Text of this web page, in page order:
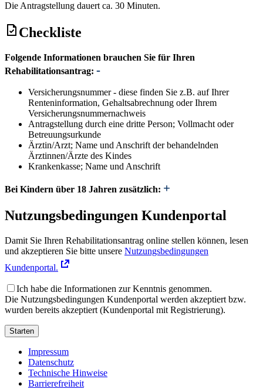
Die Antragstellung dauert ca. 30 Minuten.
Checkliste
Folgende Informationen brauchen Sie für Ihren
Rehabilitationsantrag:
Versicherungsnummer - diese finden Sie z.B. auf Ihrer
Renteninformation, Gehaltsabrechnung oder Ihrem
Versicherungsnummernachweis
Antragstellung durch eine dritte Person; Vollmacht oder
Betreuungsurkunde
Ärztin/Arzt; Name und Anschrift der behandelnden
Ärztinnen/Ärzte des Kindes
Krankenkasse; Name und Anschrift
Bei Kindern über 18 Jahren zusätzlich:
Nutzungsbedingungen Kundenportal
Damit Sie Ihren Rehabilitationsantrag online stellen können, lesen
und akzeptieren Sie bitte unsere Nutzungsbedingungen
Kundenportal.
Ich habe die Informationen zur Kenntnis genommen.
Die Nutzungsbedingungen Kundenportal werden akzeptiert bzw.
wurden bereits akzeptiert (Kundenportal mit Registrierung).
Starten
Impressum
Datenschutz
Technische Hinweise
Barrierefreiheit